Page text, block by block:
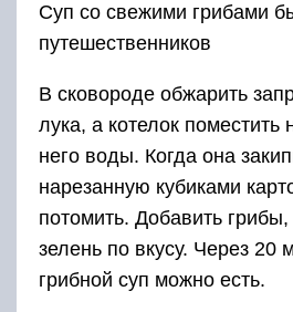
Суп со свежими грибами
путешественников
В сковороде обжарить
лука, а котелок поместить
него воды. Когда она
нарезанную кубиками
потомить. Добавить
зелень по вкусу. Через 20
грибной суп можно есть.